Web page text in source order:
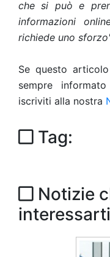
che si può e
informazioni
richiede uno
Se questo
sempre
iscriviti alla nostra
Tag:
Notizie